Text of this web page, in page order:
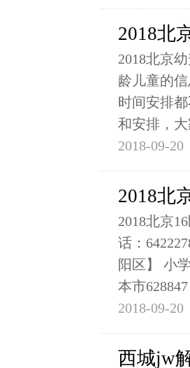
2018北
2018北京
龄儿童的
时间安排
和安排，
2018-09-20
2018北
2018北京
话：
阳区】 小
本市628847
2018-09-20
西城jw